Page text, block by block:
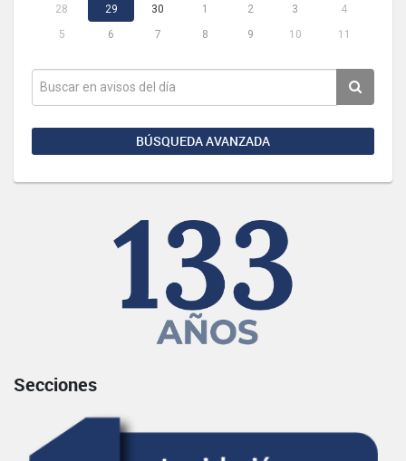
28 29 30 1 2 3
4
5
6 7 8 9 10 11
BÚSQUEDA AVANZADA
Secciones